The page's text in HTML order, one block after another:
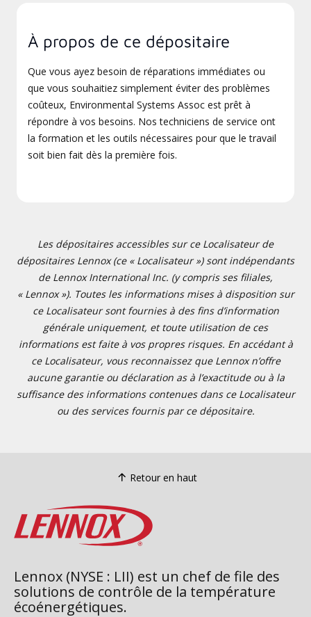
À propos de ce dépositaire
Que vous ayez besoin de réparations immédiates ou
que vous souhaitiez simplement éviter des problèmes
coûteux, Environmental Systems Assoc est prêt à
répondre à vos besoins. Nos techniciens de service ont
la formation et les outils nécessaires pour que le travail
soit bien fait dès la première fois.
Les dépositaires accessibles sur ce Localisateur de
dépositaires Lennox (ce « Localisateur ») sont indépendants
de Lennox International Inc. (y compris ses filiales,
« Lennox »). Toutes les informations mises à disposition sur
ce Localisateur sont fournies à des fins d’information
générale uniquement, et toute utilisation de ces
informations est faite à vos propres risques. En accédant à
ce Localisateur, vous reconnaissez que Lennox n’offre
aucune garantie ou déclaration as à l’exactitude ou à la
suffisance des informations contenues dans ce Localisateur
ou des services fournis par ce dépositaire.
Retour en haut
Lennox (NYSE : LII) est un chef de file des
solutions de contrôle de la température
écoénergétiques.